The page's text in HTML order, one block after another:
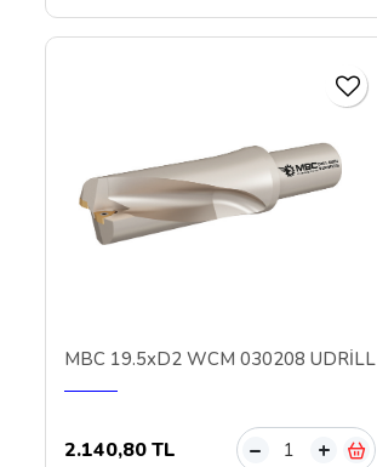
MBC 19.5xD2 WCM 030208 UDRİLL
2.140,80 TL – +